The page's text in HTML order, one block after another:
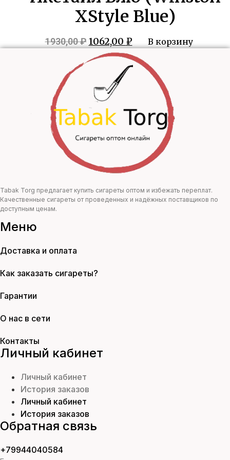
XStyle Blue)
1930,00₽ Первоначальная
цена
составляла
1930,00 ₽.
1062,00 ₽Текущая
цена:
1062,00 ₽.
В корзину
Tabak Torg предлагает купить сигареты оптом и избежать переплат.
Качественные сигареты от проведенных и надёжных поставщиков по
доступным ценам.
Меню
Доставка и оплата
Как заказать сигареты?
Гарантии
О нас в сети
Контакты
Личный кабинет
Личный кабинет
История заказов
Личный кабинет
История заказов
Обратная связь
+79944040584